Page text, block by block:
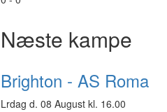
Næste kampe
Brighton - AS Roma
Lrdag d. 08 August kl. 16.00